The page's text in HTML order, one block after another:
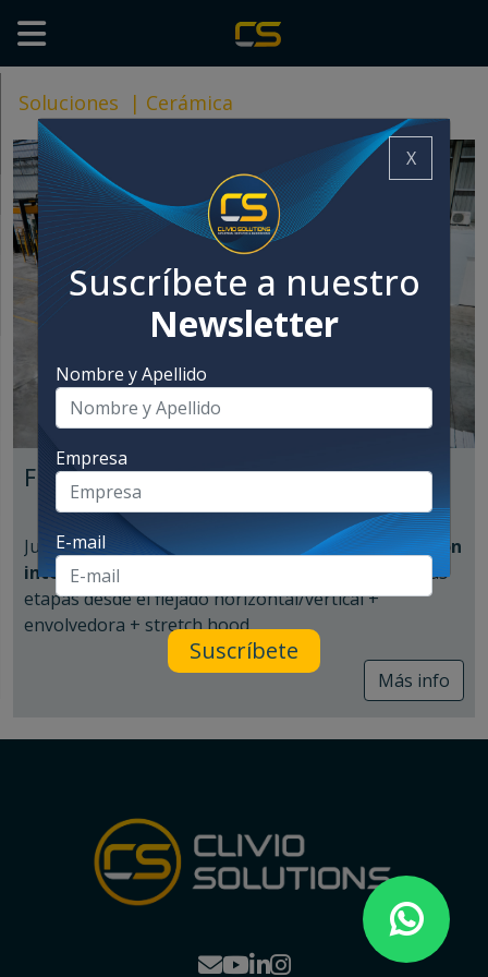
Soluciones | Cerámica
Fin de línea
Junto aInnova Group podemos brindar una solución
integralpara el
, abarcando todas las
etapas desde el flejado horizontal/vertical +
envolvedora + stretch hood.
Sistema de flejado
importante contar con un buen sistema de flejado,
adicionar cantoneras en las esquinas, lo que nos
brindará un pallet mucho más prolijo y con menos
posibilidad de rotura de film en dichas partes.
Más info
X
Suscríbete a nuestro
Newsletter
Nombre y Apellido
Empresa
E-mail
Suscríbete